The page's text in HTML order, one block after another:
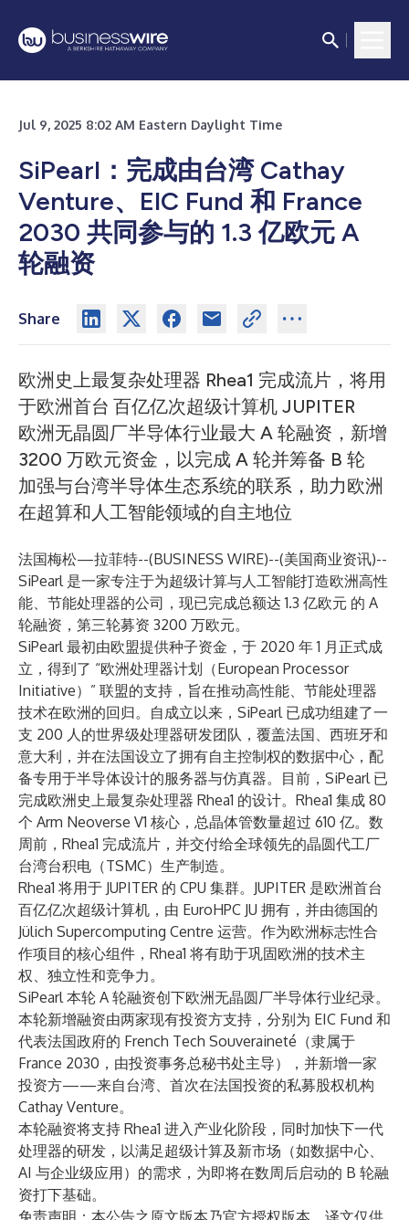
Jul 9, 2025 8:02 AM Eastern Daylight Time
SiPearl：完成由台湾 Cathay
Venture、EIC Fund 和 France
2030 共同参与的 1.3 亿欧元 A
轮融资
Share
欧洲史上最复杂处理器 Rhea1 完成流片，将用
于欧洲首台 百亿亿次超级计算机 JUPITER
欧洲无晶圆厂半导体行业最大 A 轮融资，新增
3200 万欧元资金，以完成 A 轮并筹备 B 轮
加强与台湾半导体生态系统的联系，助力欧洲
在超算和人工智能领域的自主地位
法国梅松—拉菲特--(BUSINESS WIRE)--(美国商业资讯)--
SiPearl 是一家专注于为超级计算与人工智能打造欧洲高性
能、节能处理器的公司，现已完成总额达 1.3 亿欧元 的 A
轮融资，第三轮募资 3200 万欧元。
SiPearl 最初由欧盟提供种子资金，于 2020 年 1 月正式成
立，得到了 “欧洲处理器计划（European Processor
Initiative）” 联盟的支持，旨在推动高性能、节能处理器
技术在欧洲的回归。自成立以来，SiPearl 已成功组建了一
支 200 人的世界级处理器研发团队，覆盖法国、西班牙和
意大利，并在法国设立了拥有自主控制权的数据中心，配
备专用于半导体设计的服务器与仿真器。目前，SiPearl 已
完成欧洲史上最复杂处理器 Rhea1 的设计。Rhea1 集成 80
个 Arm Neoverse V1 核心，总晶体管数量超过 610 亿。数
周前，Rhea1 完成流片，并交付给全球领先的晶圆代工厂
台湾台积电（TSMC）生产制造。
Rhea1 将用于 JUPITER 的 CPU 集群。JUPITER 是欧洲首台
百亿亿次超级计算机，由 EuroHPC JU 拥有，并由德国的
Jülich Supercomputing Centre 运营。作为欧洲标志性合
作项目的核心组件，Rhea1 将有助于巩固欧洲的技术主
权、独立性和竞争力。
SiPearl 本轮 A 轮融资创下欧洲无晶圆厂半导体行业纪录。
本轮新增融资由两家现有投资方支持，分别为 EIC Fund 和
代表法国政府的 French Tech Souveraineté（隶属于
France 2030，由投资事务总秘书处主导），并新增一家
投资方——来自台湾、首次在法国投资的私募股权机构
Cathay Venture。
本轮融资将支持 Rhea1 进入产业化阶段，同时加快下一代
处理器的研发，以满足超级计算及新市场（如数据中心、
AI 与企业级应用）的需求，为即将在数周后启动的 B 轮融
资打下基础。
免责声明：本公告之原文版本乃官方授权版本。译文仅供